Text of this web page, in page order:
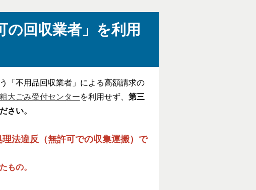
の回収業者」を利用
「不用品回収業者」による高額請求の
大ごみ受付センターを利用せず、 第三
さい。
法違反（無許可での収集運搬）で
もの。